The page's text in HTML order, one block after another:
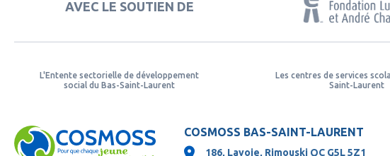
AVEC LE SOUTIEN DE
L'Entente sectorielle de développement
social du Bas-Saint-Laurent
Les centres de services
Saint-Laurent
COSMOSS BAS-SAINT-LAURENT
186, Lavoie, Rimouski QC G5L 5Z1